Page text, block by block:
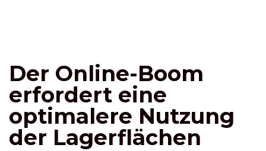
Der Online-Boom
erfordert eine
optimalere Nutzung
der Lagerflächen